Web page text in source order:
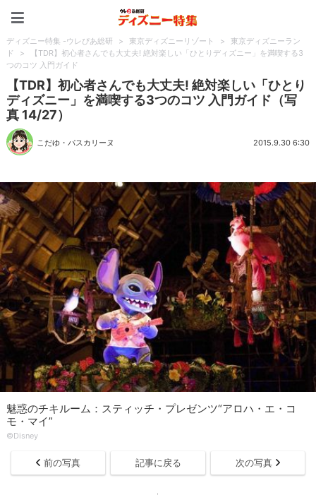
ディズニー特集 -ウレぴあ総研 > 東京ディズニーリゾート >
東京ディズニーラン
ド
>
【TDR】初心者さんでも大丈夫! 絶対楽しい「ひとりディズニー」を満喫する3
つのコツ 入門ガイド
【TDR】初心者さんでも大丈夫! 絶対楽しい「ひとり
ディズニー」を満喫する3つのコツ 入門ガイド（写
真 14/27）
こだゆ・パスカリーヌ 2015.9.30 6:30
魅惑のチキルーム：スティッチ・プレゼンツ“アロハ・エ・コ
モ・マイ”
©︎Disney
前の写真 記事に戻る 次の写真